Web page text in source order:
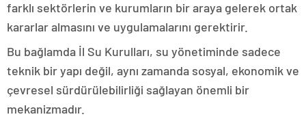
farklı sektörlerin ve kurumların bir araya gelerek ortak
kararlar almasını ve uygulamalarını gerektirir.
Bu bağlamda İl Su Kurulları, su yönetiminde sadece
teknik bir yapı değil, aynı zamanda sosyal, ekonomik ve
çevresel sürdürülebilirliği sağlayan önemli bir
mekanizmadır.